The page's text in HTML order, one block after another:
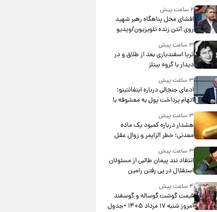
۲ ساعت پیش
افشای محل پناهگاه‌ رهبر شهید
روی آنتن زنده تلویزیون/ویدیو
۳ ساعت پیش
ثریا اسفندیاری بعد از طلاق و در
دیدار با گروه بیتلز
۳ ساعت پیش
ادعای جنجالی درباره اینفانتینو؛
اتهام پرداخت پول به معشوقه با
۳ ساعت پیش
هشدار درباره کمبود یک ماده
معدنی؛ خطر آلزایمر و زوال عقل
۳ ساعت پیش
انتقاد تند پیمان طالبی از مسئولان
استقلال در پی رفتن رامین
رضاییان+ عکس
۴ ساعت پیش
قیمت گوشت گوساله و گوسفند
امروز شنبه ۱۷ مرداد ۱۴۰۵ +جدول